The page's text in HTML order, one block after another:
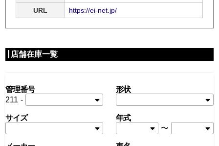
URL
https://ei-net.jp/
店舗在庫一覧
管理番号
211 -
形状
サイズ
年式
〜